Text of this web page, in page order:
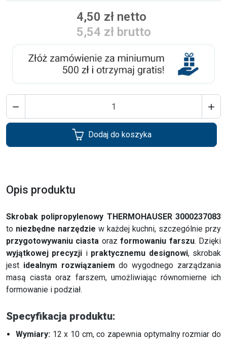
4,50 zł netto
5,54 zł brutto
 
Dodaj do koszyka
Opis produktu
Skrobak polipropylenowy THERMOHAUSER 3000237083
to niezbędne narzędzie w każdej kuchni, szczególnie przy
przygotowywaniu ciasta orazformowaniu farszu. Dzięki
wyjątkowej precyzji i praktycznemu designowi, skrobak
jest idealnym rozwiązaniem do wygodnego zarządzania
masą ciasta oraz farszem, umożliwiając równomierne ich
formowanie i podział.
Specyfikacja produktu:
Wymiary: 12 x 10 cm, co zapewnia optymalny rozmiar do